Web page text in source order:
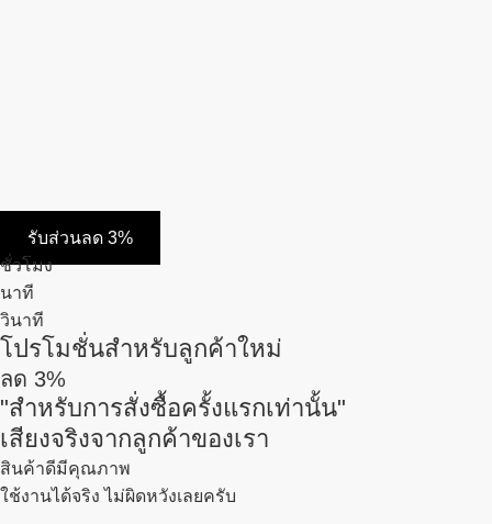
รับส่วนลด 3%
ชั่วโมง
นาที
วินาที
โปรโมชั่นสำหรับลูกค้าใหม่
ลด 3%
"สำหรับการสั่งซื้อครั้งแรกเท่านั้น"
เสียงจริงจากลูกค้าของเรา
สินค้าดีมีคุณภาพ
ใช้งานได้จริง ไม่ผิดหวังเลยครับ